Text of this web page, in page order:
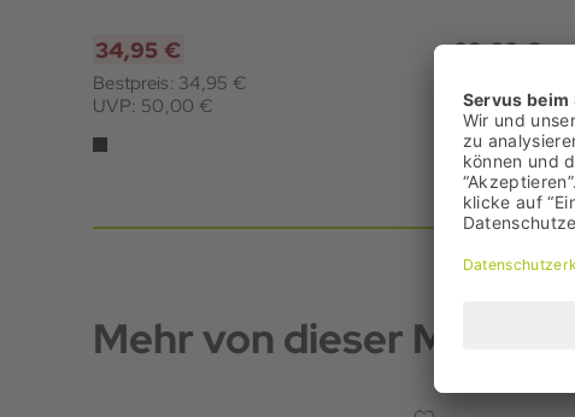
34,95 €
Bestpreis: 34,95 €
UVP: 50,00 €
28,00 €
Mehr von dieser Marke